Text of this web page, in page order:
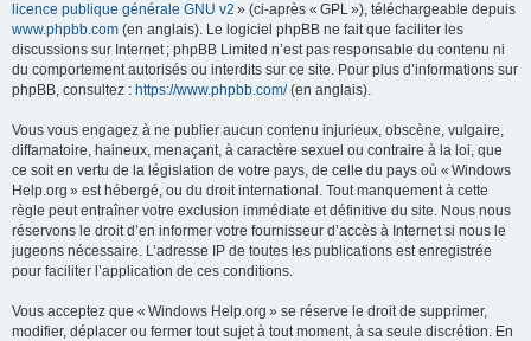
licence publique générale GNU v2 » (ci-après « GPL »), téléchargeable depuis
www.phpbb.com (en anglais). Le logiciel phpBB ne fait que faciliter les
discussions sur Internet ; phpBB Limited n’est pas responsable du contenu ni
du comportement autorisés ou interdits sur ce site. Pour plus d’informations sur
phpBB, consultez : https://www.phpbb.com/(en anglais).
Vous vous engagez à ne publier aucun contenu injurieux, obscène, vulgaire,
diffamatoire, haineux, menaçant, à caractère sexuel ou contraire à la loi, que
ce soit en vertu de la législation de votre pays, de celle du pays où « Windows
Help.org » est hébergé, ou du droit international. Tout manquement à cette
règle peut entraîner votre exclusion immédiate et définitive du site. Nous nous
réservons le droit d’en informer votre fournisseur d’accès à Internet si nous le
jugeons nécessaire. L’adresse IP de toutes les publications est enregistrée
pour faciliter l’application de ces conditions.
Vous acceptez que « Windows Help.org » se réserve le droit de supprimer,
modifier, déplacer ou fermer tout sujet à tout moment, à sa seule discrétion. En